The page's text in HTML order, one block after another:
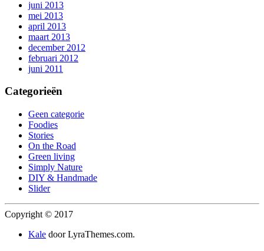
juni 2013
mei 2013
april 2013
maart 2013
december 2012
februari 2012
juni 2011
Categorieën
Geen categorie
Foodies
Stories
On the Road
Green living
Simply Nature
DIY & Handmade
Slider
Copyright © 2017
Kale door LyraThemes.com.